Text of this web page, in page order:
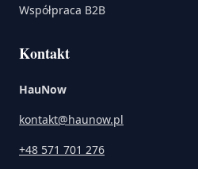
Współpraca B2B
Kontakt
HauNow
kontakt@haunow.pl
+48 571 701 276